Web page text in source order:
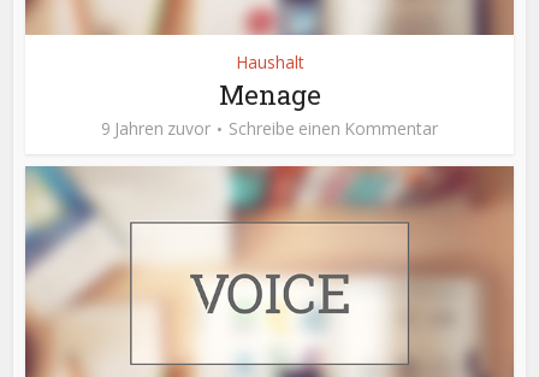
Haushalt
Menage
9 Jahren zuvor Schreibe einen Kommentar